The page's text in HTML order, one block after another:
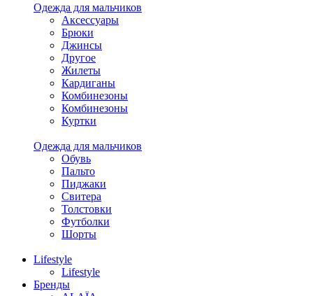
Одежда для мальчиков
Аксессуары
Брюки
Джинсы
Другое
Жилеты
Кардиганы
Комбинезоны
Комбинезоны
Куртки
Одежда для мальчиков
Обувь
Пальто
Пиджаки
Свитера
Толстовки
Футболки
Шорты
Lifestyle
Lifestyle
Бренды